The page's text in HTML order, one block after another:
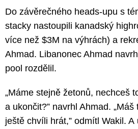
Do závěrečného heads-upu s
stacky nastoupili kanadský
více než $3M na výhrách) a
Ahmad. Libanonec Ahmad
pool rozdělil.
„Máme stejně žetonů, nechceš
a ukončit?” navrhl Ahmad.
ještě chvíli hrát,” odmítl Wakil.